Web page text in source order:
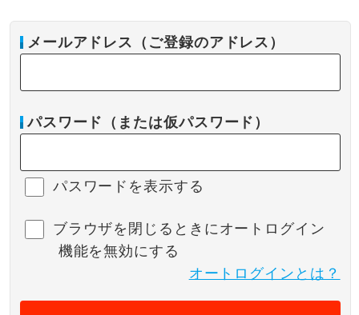
メールアドレス（ご登録のアドレス）
パスワード（または仮パスワード）
パスワードを表示する
ブラウザを閉じるときにオートログイン
機能を無効にする
オートログインとは？